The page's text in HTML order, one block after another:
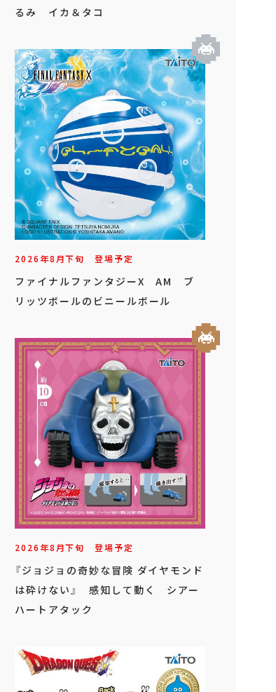
るみ イカ＆タコ
2026年8月下旬 登場予定
ファイナルファンタジーX AM ブ
リッツボールのビニールボール
2026年8月下旬 登場予定
『ジョジョの奇妙な冒険 ダイヤモンド
は砕けない』 感知して動く シアー
ハートアタック